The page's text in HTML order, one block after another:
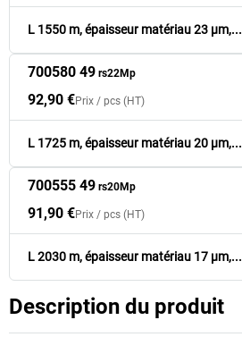
2 030
91,90 €
L 1550 m, épaisseur matériau 23 µm,...
700580 49 rs22Mp
92,90 €Prix / pcs (HT)
L 1725 m, épaisseur matériau 20 µm,...
700555 49 rs20Mp
91,90 €Prix / pcs (HT)
L 2030 m, épaisseur matériau 17 µm,...
Description du produit